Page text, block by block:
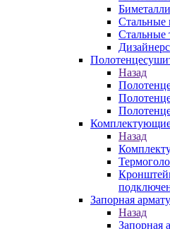
Стальные
Стальные
Назад
Комплектующие
Назад
Запорная
Назад
Запорная